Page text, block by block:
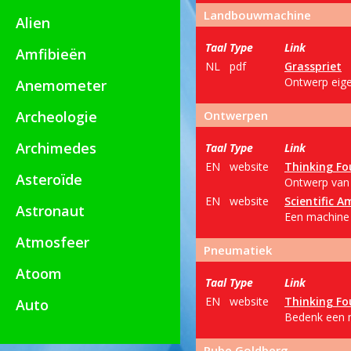
Alien
Amfibieën
Anemometer
Archeologie
Archimedes
Asteroïde
Astronaut
Atmosfeer
Atoom
Auto
Landbouwmachine
Taal Type
Link
NL
pdf
Grasspriet
Ontwerp
Ontwerpen
Taal Type
Link
EN
website
Thinking
Ontwerp
EN
website
Scientific
Een
Pneumatiek
Taal Type
Link
EN
website
Thinking
Bedenk een